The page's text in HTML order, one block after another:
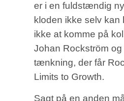
er i en fuldstændig
kloden ikke selv
ikke at komme på
Johan Rockström
tænkning, der får
Limits to Growth.
Sagt på en anden